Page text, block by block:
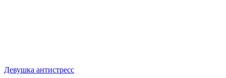
Девушка антистресс